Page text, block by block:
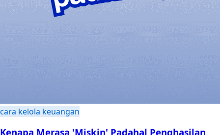
cara kelola keuangan
Kenapa Merasa 'Miskin' Padahal Penghasilan